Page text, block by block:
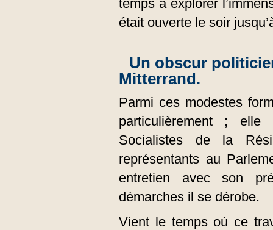
temps à explorer
était ouverte le soir
Un obscur
Mitterrand.
Parmi ces modestes
particulièrement ;
Socialistes de la
représentants au
entretien avec son
démarches il se dérobe.
Vient le temps où ce